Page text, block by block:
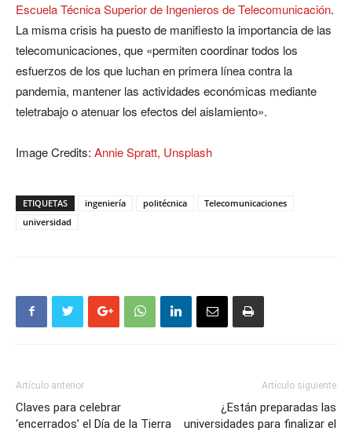
Escuela Técnica Superior de Ingenieros de Telecomunicación.
La misma crisis ha puesto de manifiesto la importancia de las
telecomunicaciones, que «permiten coordinar todos los
esfuerzos de los que luchan en primera línea contra la
pandemia, mantener las actividades económicas mediante
teletrabajo o atenuar los efectos del aislamiento».
Image Credits: Annie Spratt, Unsplash
ETIQUETAS ingeniería politécnica
Telecomunicaciones
universidad
Artículo anterior
Claves para celebrar
‘encerrados’ el Día de la Tierra
Artículo siguiente
¿Están preparadas las
universidades para finalizar el